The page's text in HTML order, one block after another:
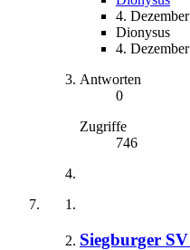
4.
Dionysus
4.
Antworten
0
Zugriffe
746
Siegburger